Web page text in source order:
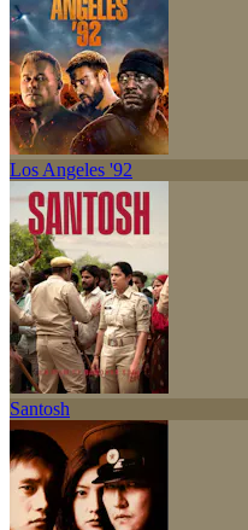
Los Angeles '92
Santosh